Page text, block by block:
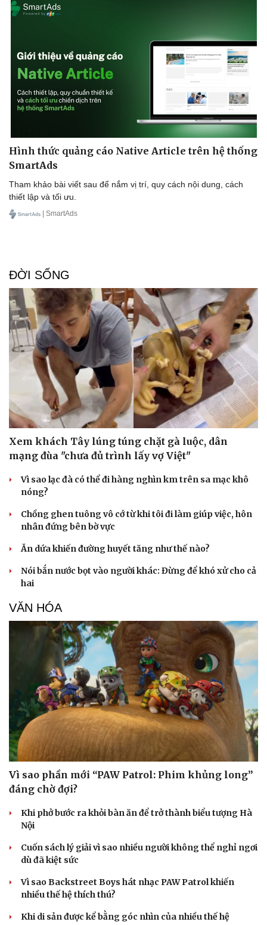
Sức khỏe
Dinh dưỡng - món ngon
Sản phụ khoa
Nhi khoa
Nam khoa
Đời sống
Tình yêu - Gia đình
Hình thức quảng cáo Native Article trên hệ thống
SmartAds
Tham khảo bài viết sau để nắm vị trí, quy cách nội dung, cách
thiết lập và tối ưu.
| SmartAds
ĐỜI SỐNG
Xem khách Tây lúng túng chặt gà luộc, dân
mạng đùa "chưa đủ trình lấy vợ Việt"
Vì sao lạc đà có thể đi hàng nghìn km trên sa mạc khô
nóng?
Chồng ghen tuông vô cớ từ khi tôi đi làm giúp việc, hôn
nhân đứng bên bờ vực
Ăn dứa khiến đường huyết tăng như thế nào?
Nói bắn nước bọt vào người khác: Đừng để khó xử cho cả
hai
VĂN HÓA
Vì sao phần mới “PAW Patrol: Phim khủng long”
đáng chờ đợi?
Khi phở bước ra khỏi bàn ăn để trở thành biểu tượng Hà
Nội
Cuốn sách lý giải vì sao nhiều người không thể nghỉ ngơi
dù đã kiệt sức
Vì sao Backstreet Boys hát nhạc PAW Patrol khiến
nhiều thế hệ thích thú?
Khi di sản được kể bằng góc nhìn của nhiều thế hệ